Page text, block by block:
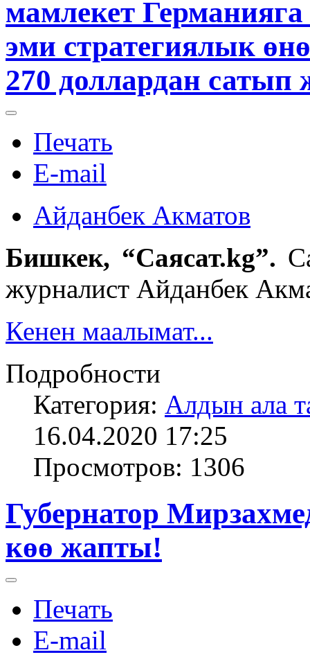
мамлекет
эми стратегиялык
270 доллардан сатып
Печать
E-mail
Айданбек Акматов
Бишкек, “Саясат.kg”.
журналист Айданбек
Кенен маалымат...
Подробности
Категория: Алдын ала
16.04.2020 17:25
Просмотров: 1306
Губернатор
көө жапты!
Печать
E-mail